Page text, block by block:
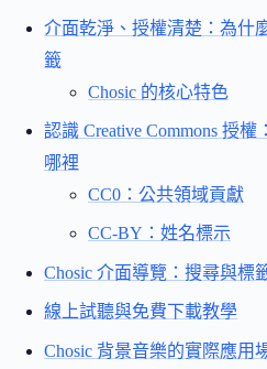
介面乾淨、授權清楚：為什
籤
Chosic 的核心特色
認識 Creative Commons 授
哪裡
CC0：公共領域貢獻
CC-BY：姓名標示
Chosic 介面導覽：搜尋與標
線上試聽與免費下載教學
Chosic 背景音樂的實際應用